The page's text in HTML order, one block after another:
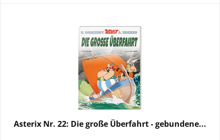
Asterix Nr. 22: Die große Überfahrt - gebundene...